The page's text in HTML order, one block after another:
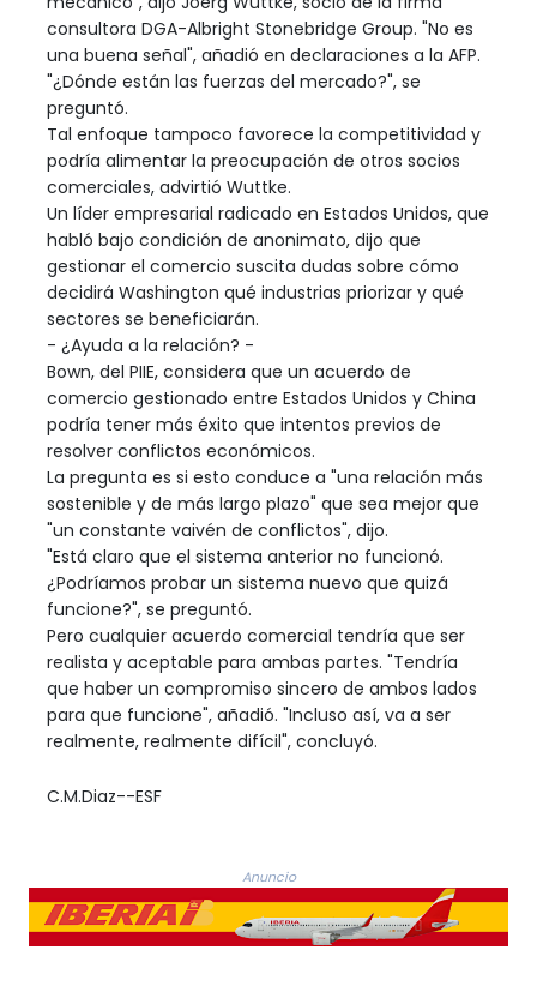
consultora DGA-Albright Stonebridge Group. "No es
una buena señal", añadió en declaraciones a la AFP.
"¿Dónde están las fuerzas del mercado?", se
preguntó.
Tal enfoque tampoco favorece la competitividad y
podría alimentar la preocupación de otros socios
comerciales, advirtió Wuttke.
Un líder empresarial radicado en Estados Unidos, que
habló bajo condición de anonimato, dijo que
gestionar el comercio suscita dudas sobre cómo
decidirá Washington qué industrias priorizar y qué
sectores se beneficiarán.
- ¿Ayuda a la relación? -
Bown, del PIIE, considera que un acuerdo de
comercio gestionado entre Estados Unidos y China
podría tener más éxito que intentos previos de
resolver conflictos económicos.
La pregunta es si esto conduce a "una relación más
sostenible y de más largo plazo" que sea mejor que
"un constante vaivén de conflictos", dijo.
"Está claro que el sistema anterior no funcionó.
¿Podríamos probar un sistema nuevo que quizá
funcione?", se preguntó.
Pero cualquier acuerdo comercial tendría que ser
realista y aceptable para ambas partes. "Tendría
que haber un compromiso sincero de ambos lados
para que funcione", añadió. "Incluso así, va a ser
realmente, realmente difícil", concluyó.
C.M.Diaz--ESF
Anuncio